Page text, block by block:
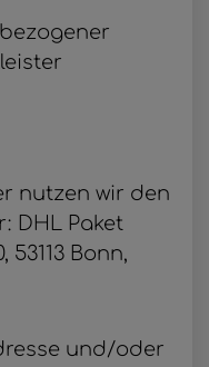
nutzen wir den
DHL Paket
53113 Bonn,
und/oder